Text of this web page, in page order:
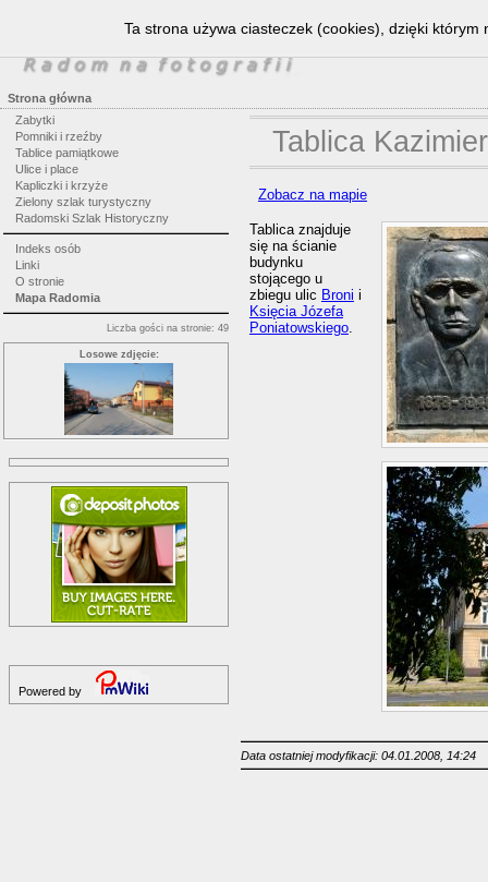
Strona główna
Zabytki
Pomniki i rzeźby
Tablice pamiątkowe
Ulice i place
Kapliczki i krzyże
Zielony szlak turystyczny
Radomski Szlak Historyczny
Indeks osób
Linki
O stronie
Mapa Radomia
Liczba gości na stronie: 49
Losowe zdjęcie:
Powered by
Tablica
Zobacz na mapie
Tablica znajduje
się na ścianie
budynku
stojącego u
zbiegu ulic Broni i
Księcia Józefa
Poniatowskiego.
Data ostatniej modyfikacji: 04.01.2008, 14:24
Ta strona używa ciasteczek (cookies), dzięki którym